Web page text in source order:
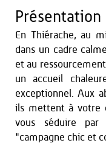
Présentation
En Thiérache, au
dans un cadre
et au
un accueil
exceptionnel. Aux
ils mettent à votre
vous séduire
"campagne chic et